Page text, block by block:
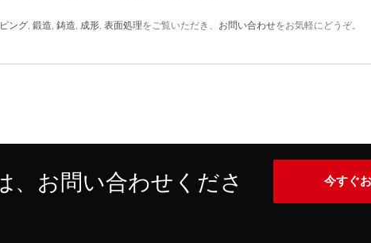
ング 鍛造 鋳造 成形 表面処理をご覧いただき、 お問い合わせをお気軽にどうぞ。
、お問い合わせくださ
今すぐ